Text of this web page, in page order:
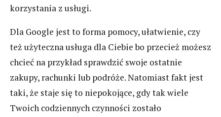
korzystania z usługi.
Dla Google jest to forma pomocy, ułatwienie, czy
też użyteczna usługa dla Ciebie bo przecież możesz
chcieć na przykład sprawdzić swoje ostatnie
zakupy, rachunki lub podróże. Natomiast fakt jest
taki, że staje się to niepokojące, gdy tak wiele
Twoich codziennych czynności zostało